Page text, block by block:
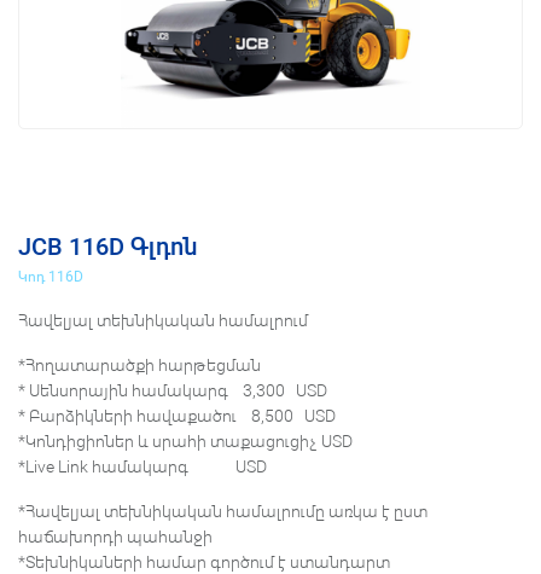
JCB 116D Գլդոն
Կոդ 116D
Հավելյալ տեխնիկական համալրում
*Հողատարածքի հարթեցման
* Սենսորային համակարգ 3,300 USD
* Բարձիկների հավաքածու 8,500 USD
*Կոնդիցիոներ և սրահի տաքացուցիչ USD
*Live Link համակարգ USD
*Հավելյալ տեխնիկական համալրումը առկա է ըստ
հաճախորդի պահանջի
*Տեխնիկաների համար գործում է ստանդարտ